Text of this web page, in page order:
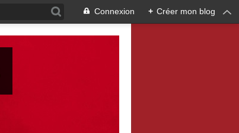
Connexion + Créer mon blog